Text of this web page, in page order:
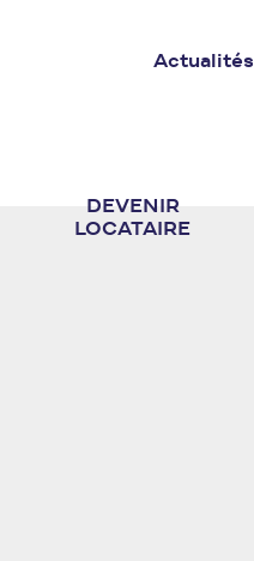
DEVENIR
LOCATAIRE
Actualités